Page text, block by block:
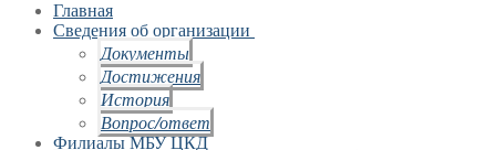
Главная
Сведения об организации
Документы
Достижения
История
Вопрос/ответ
Филиалы МБУ ЦКД